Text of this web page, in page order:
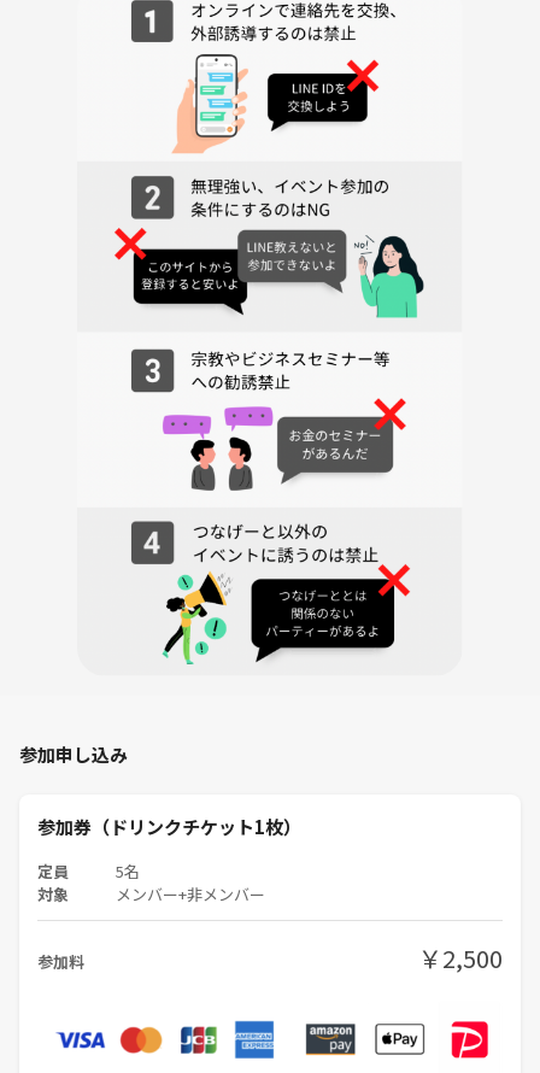
一歩踏み出すの、ひよってるやついる？
…いねぇよなぁ？🖤
参加申し込み
参加券（ドリンクチケット1枚）
定員 5名
対象 メンバー+非メンバー
参加料 ￥2,500